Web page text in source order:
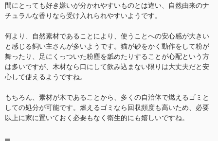
間にとっても好き嫌いが分かれやすいものとは違い、自然由来のナ
チュラルな香りなら受け入れられやすいようです。
何より、自然素材であることにより、使うことへの安心感が大きい
と感じる飼い主さんが多いようです。猫が砂をかく動作をして粉が
舞ったり、足にくっついた粉塵を舐めたりすることが心配という方
は多いですが、木材なら口にして飲み込まない限りは大丈夫だと安
心して使えるようですね。
もちろん、素材が木であることから、多くの自治体で燃えるゴミと
しての処分が可能です。燃えるゴミなら回収頻度も高いため、必要
以上に家に置いておく必要もなく衛生的にも嬉しいですね。